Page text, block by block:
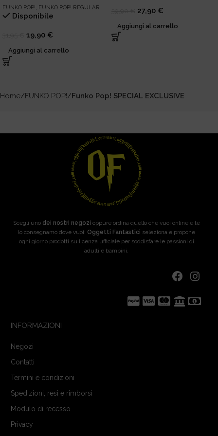
FUNKO POP!, FUNKO POP! REGULAR
Disponibile
19,90 €
Aggiungi al carrello
27,90 €
Aggiungi al carrello
Home FUNKO POP! Funko Pop! SPECIAL EXCLUSIVE
Scegli uno dei nostri negozi oppure ordina quello che vuoi online e te
lo consegnamo dove vuoi: Oggetti Fantastici seleziona e propone
ogni giorno prodotti su licenza ufficiale per soddisfare le passioni di
adulti e bambini.
INFORMAZIONI
Negozi
Contatti
Termini e condizioni
Spedizioni, resi e rimborsi
Modulo di recesso
Privacy